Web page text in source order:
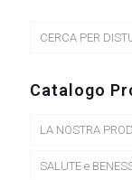
CERCA PER
Catalogo
LA NOSTRA
SALUTE e